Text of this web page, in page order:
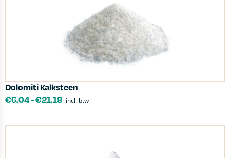
Dolomiti Kalksteen
€6.04-€21.18 incl. btw